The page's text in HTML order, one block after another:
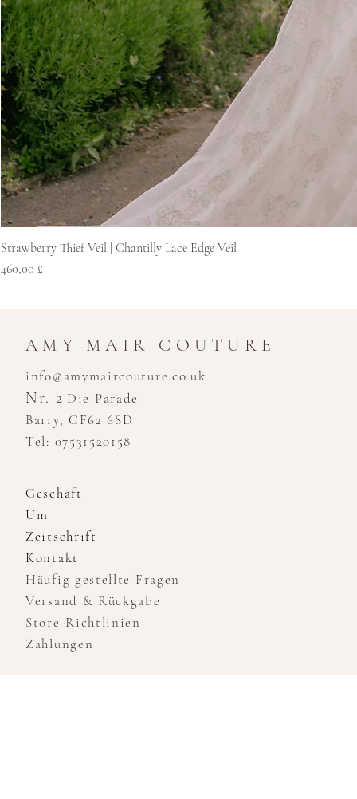
Strawberry Thief Veil | Chantilly Lace Edge Veil
Preis
460,00 £
AMY MAIR COUTURE
info@amymaircouture.co.uk
Nr. 2 Die Parade
Barry, CF62 6SD
Tel: 07531520158
Geschäft
Um
Zeitschrift
Kontakt
Häufig gestellte Fragen
Versand & Rückgabe
Store-Richtlinien
Zahlungen